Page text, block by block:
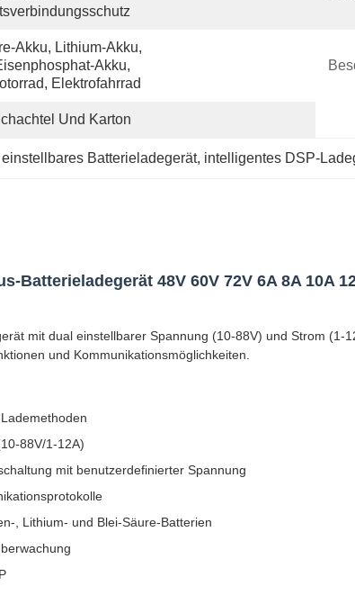
Akku, Lithium-Akku,
Akku,
Elektrofahrrad
Und Karton
Batterieladegerät, intelligentes DSP-
Batterieladegerät 48V 60V 72V 6A 8A
mit dual einstellbarer Spannung (10-88V) und Strom
und Kommunikationsmöglichkeiten.
88V/1-12A)
mit benutzerdefinierter Spannung
, Lithium- und Blei-Säure-Batterien